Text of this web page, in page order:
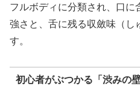
フルボディに分類され、口に
強さと、舌に残る収斂味（し
す。
初心者がぶつかる「渋みの壁